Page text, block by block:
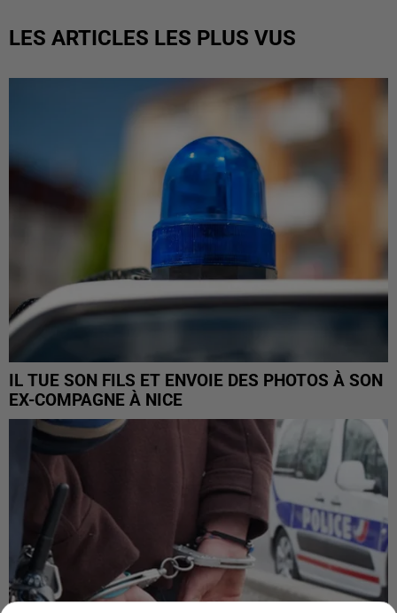
LES ARTICLES LES PLUS VUS
IL TUE SON FILS ET ENVOIE DES PHOTOS À SON
EX-COMPAGNE À NICE